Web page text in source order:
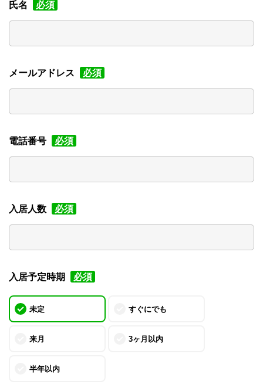
氏名 必須
メールアドレス 必須
電話番号 必須
入居人数 必須
入居予定時期 必須
未定 すぐにでも
来月 3ヶ月以内
半年以内